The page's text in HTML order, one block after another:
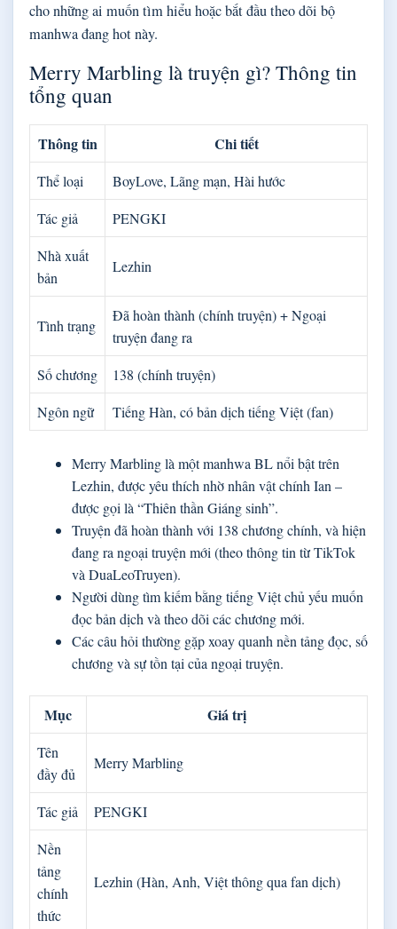
cho những ai muốn tìm hiểu hoặc bắt đầu theo dõi bộ
manhwa đang hot này.
Merry Marbling là truyện gì? Thông tin
tổng quan
Thông tin Chi tiết
Thể loại
BoyLove, Lãng mạn, Hài hước
Tác giả
PENGKI
Nhà xuất
bản
Lezhin
Tình trạng
Đã hoàn thành (chính truyện) + Ngoại
truyện đang ra
Số chương
138 (chính truyện)
Ngôn ngữ
Tiếng Hàn, có bản dịch tiếng Việt (fan)
Merry Marbling là một manhwa BL nổi bật trên
Lezhin, được yêu thích nhờ nhân vật chính Ian –
được gọi là “Thiên thần Giáng sinh”.
Truyện đã hoàn thành với 138 chương chính, và hiện
đang ra ngoại truyện mới (theo thông tin từ TikTok
và DuaLeoTruyen).
Người dùng tìm kiếm bằng tiếng Việt chủ yếu muốn
đọc bản dịch và theo dõi các chương mới.
Các câu hỏi thường gặp xoay quanh nền tảng đọc, số
chương và sự tồn tại của ngoại truyện.
Mục Giá trị
Tên
đầy đủ
Merry Marbling
Tác giả
PENGKI
Nền
tảng
chính
thức
Lezhin (Hàn, Anh, Việt thông qua fan dịch)